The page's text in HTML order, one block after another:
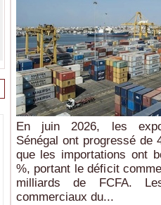
En juin 2026, les
Sénégal ont progressé de
que les importations ont
%, portant le déficit
milliards de FCFA.
commerciaux du...